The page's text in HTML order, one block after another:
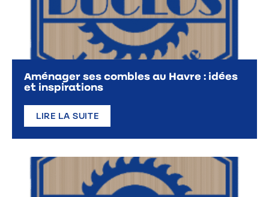
Aménager ses combles au Havre : idées
et inspirations
LIRE LA SUITE